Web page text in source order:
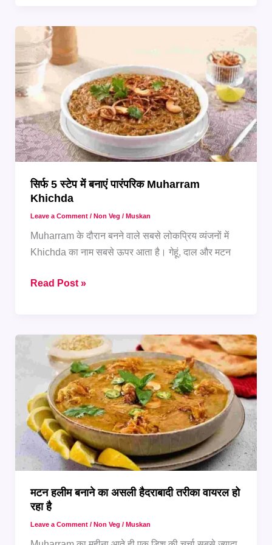
Recipes
जो
फूडी
को
पसंद
आएंगी
सिर्फ 5 स्टेप में बनाएं पारंपरिक Muharram
Khichda
Leave a Comment / Non Veg / Muskan
Muharram के दौरान बनने वाले सबसे लोकप्रिय व्यंजनों में
Khichda का नाम सबसे ऊपर आता है। गेहूं, दाल और मटन
सिर्फ
पारंपरिक
Muharram
Khichda
Read Post »
मटन हलीम बनाने का असली हैदराबादी तरीका वायरल हो
रहा है
Leave a Comment / Non Veg / Muskan